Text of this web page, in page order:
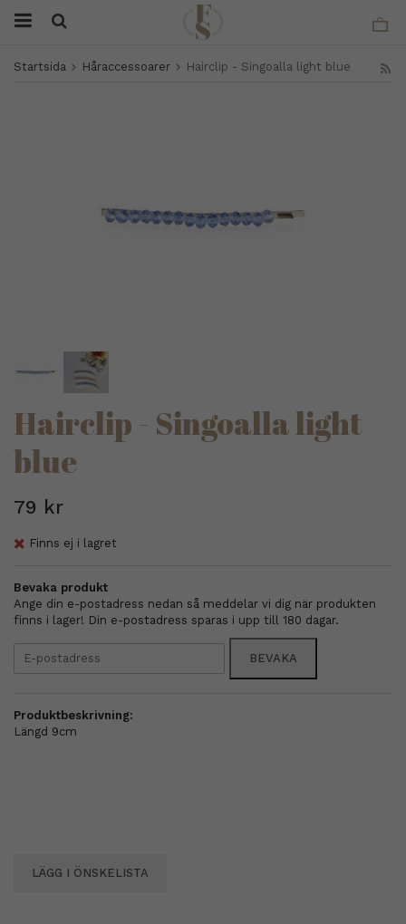
Startsida Håraccessoarer Hairclip - Singoalla light blue
Hairclip - Singoalla light
blue
79 kr
Finns ej i lagret
Bevaka produkt
Ange din e-postadress nedan så meddelar vi dig när produkten
finns i lager! Din e-postadress sparas i upp till 180 dagar.
BEVAKA
Produktbeskrivning:
Längd 9cm
LÄGG I ÖNSKELISTA